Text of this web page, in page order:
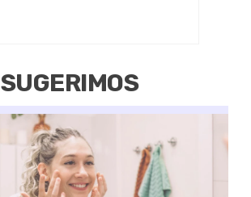
SUGERIMOS